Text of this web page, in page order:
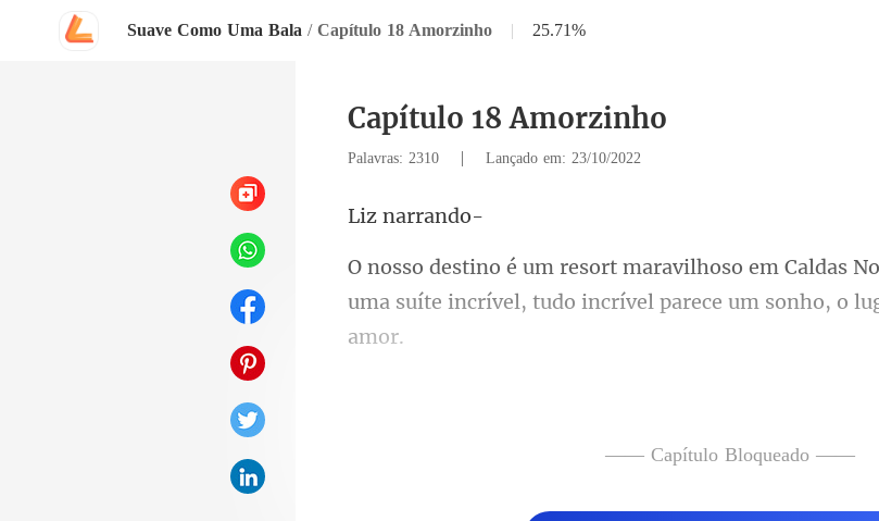
Suave Como Uma Bala / Capítulo 18 Amorzinho | 25.71%
Capítulo 18 Amorzinho
Palavras: 2310 | Lançado em: 23/10/2022
narr
uma suíte incrível, tudo incrí
—— Capítulo Bloqueado ——